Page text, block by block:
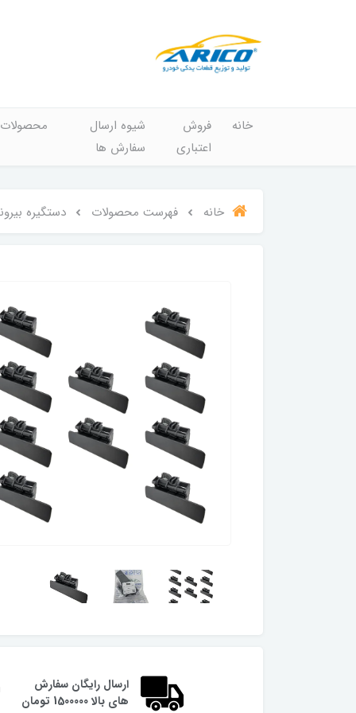
خانه
فروش
اعتباری
شیوه ارسال
سفارش ها
محصولات
خانه فهرست محصولات دستگیره
ارسال رایگان سفارش
های بالا 1500000 تومان